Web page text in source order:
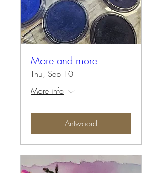
More and more
Thu, Sep 10
More info
Antwoord